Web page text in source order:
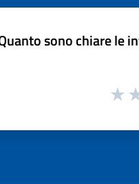
sono chiare le